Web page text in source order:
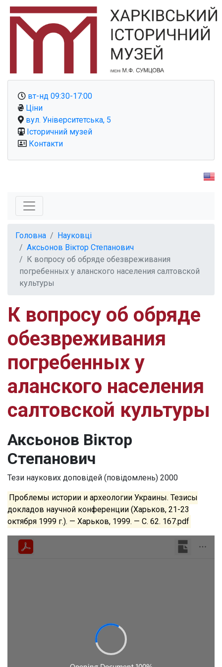
вт-нд 09:30-17:00
Ціни
вул. Університетська, 5
Історичний музей
Контакти
Головна
Науковці
Аксьонов Віктор Степанович
К вопросу об обряде обезвреживания
погребенных у аланского населения салтовской
культуры
К вопросу об обряде
обезвреживания
погребенных у
аланского населения
салтовской культуры
Аксьонов Віктор
Степанович
Тези наукових доповідей (повідомлень) 2000
Проблемы истории и археологии Украины. Тезисы
докладов научной конференции (Харьков, 21-23
октября 1999 г.). — Харьков, 1999. — С. 62. 167.pdf